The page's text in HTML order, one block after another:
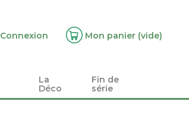
Connexion Mon panier (vide)
La
Déco
Fin de
série